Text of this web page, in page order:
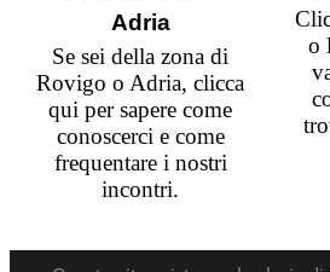
Adria
Se sei della zona di
Rovigo o Adria, clicca
qui per sapere come
conoscerci e come
frequentare i nostri
incontri.
o